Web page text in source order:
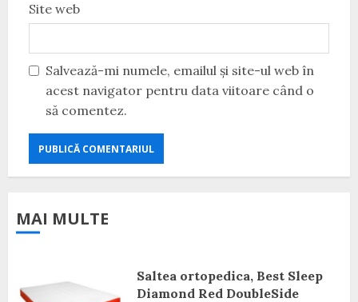
Site web
Salvează-mi numele, emailul și site-ul web în
acest navigator pentru data viitoare când o
să comentez.
MAI MULTE
Saltea ortopedica, Best Sleep
Diamond Red DoubleSide